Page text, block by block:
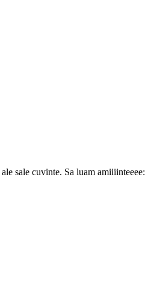
sale cuvinte. Sa luam amiiiinteeee: